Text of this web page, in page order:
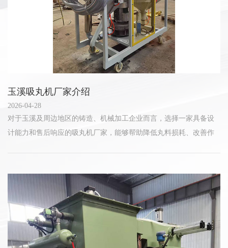
玉溪吸丸机厂家介绍
2026-04-28
对于玉溪及周边地区的铸造、机械加工企业而言，选择一家具备设
计能力和售后响应的吸丸机厂家，能够帮助降低丸料损耗、改善作